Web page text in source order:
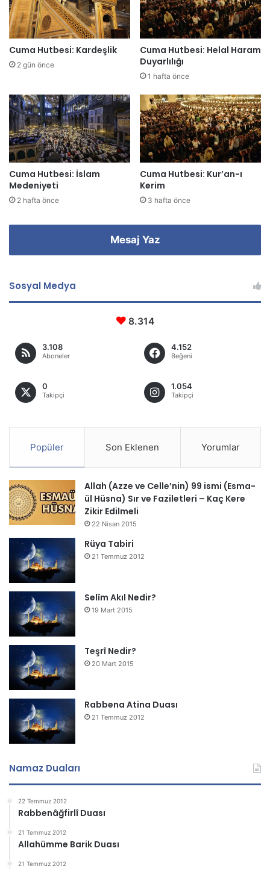
i
n
i
g
r
i
n
i
z
Cuma Hutbesi: Kardeşlik
2 gün önce
Cuma Hutbesi: Helal Haram
Duyarlılığı
1 hafta önce
Cuma Hutbesi: İslam
Medeniyeti
2 hafta önce
Cuma Hutbesi: Kur’an-ı
Kerim
3 hafta önce
Mesaj Yaz
Sosyal Medya
8.314
3.108
Aboneler
4.152
Beğeni
0
Takipçi
1.054
Takipçi
Popüler Son Eklenen Yorumlar
Allah (Azze ve Celle’nin) 99 ismi (Esma-
ül Hüsna) Sır ve Faziletleri – Kaç Kere
Zikir Edilmeli
22 Nisan 2015
Rüya Tabiri
21 Temmuz 2012
Selîm Akıl Nedir?
19 Mart 2015
Teşrî Nedir?
20 Mart 2015
Rabbena Atina Duası
21 Temmuz 2012
Namaz Duaları
22 Temmuz 2012
Rabbenâğfirlî Duası
21 Temmuz 2012
Allahümme Barik Duası
21 Temmuz 2012